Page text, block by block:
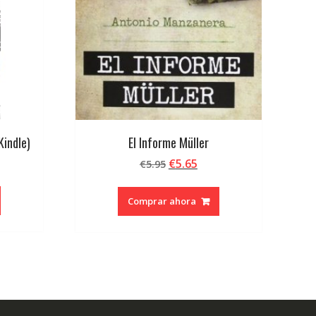
El Informe Müller
€5.95 El
original
era:
€5.65El
actual
es:
Comprar ahora